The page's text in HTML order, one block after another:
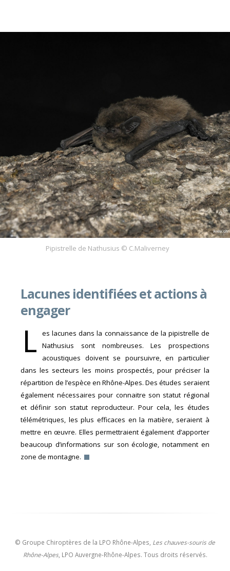
Pipistrelle de Nathusius © C.Maliverney
Lacunes identifiées et actions à
engager
L
es lacunes dans la connaissance de la pipistrelle de
Nathusius sont nombreuses. Les prospections
acoustiques doivent se poursuivre, en particulier
dans les secteurs les moins prospectés, pour préciser la
répartition de l’espèce en Rhône-Alpes. Des études seraient
également nécessaires pour connaitre son statut régional
et définir son statut reproducteur. Pour cela, les études
télémétriques, les plus efficaces en la matière, seraient à
mettre en œuvre. Elles permettraient également d’apporter
beaucoup d’informations sur son écologie, notamment en
zone de montagne.
© Groupe Chiroptères de la LPO Rhône-Alpes, Les chauves-souris de
Rhône-Alpes, LPO Auvergne-Rhône-Alpes. Tous droits réservés.